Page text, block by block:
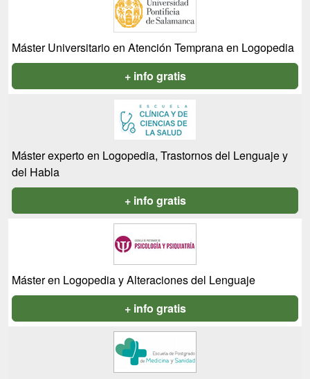
Máster Universitario en Atención Temprana en Logopedia
+ info gratis
Máster experto en Logopedia, Trastornos del Lenguaje y
del Habla
+ info gratis
Máster en Logopedia y Alteraciones del Lenguaje
+ info gratis